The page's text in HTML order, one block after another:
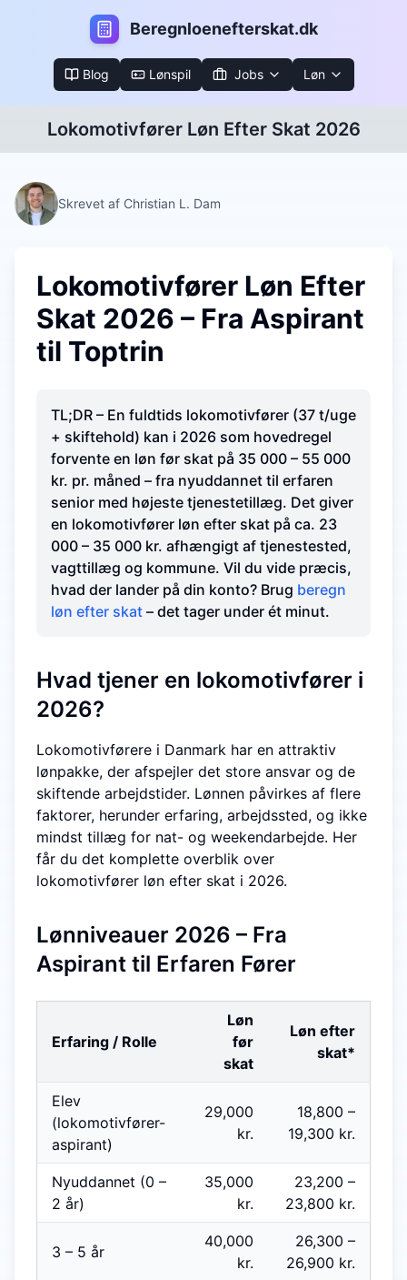
Beregnloenefterskat.dk
Blog Lønspil Jobs Løn
Lokomotivfører Løn Efter Skat 2026
Skrevet af Christian L. Dam
Lokomotivfører Løn Efter
Skat 2026 – Fra Aspirant
til Toptrin
TL;DR – En fuldtids lokomotivfører (37 t/uge
+ skiftehold) kan i 2026 som hovedregel
forvente en løn før skat på 35 000 – 55 000
kr. pr. måned – fra nyuddannet til erfaren
senior med højeste tjenestetillæg. Det giver
en lokomotivfører løn efter skat på ca. 23
000 – 35 000 kr. afhængigt af tjenestested,
vagttillæg og kommune. Vil du vide præcis,
hvad der lander på din konto? Brug beregn
løn efter skat – det tager under ét minut.
Hvad tjener en lokomotivfører i
2026?
Lokomotivførere i Danmark har en attraktiv
lønpakke, der afspejler det store ansvar og de
skiftende arbejdstider. Lønnen påvirkes af flere
faktorer, herunder erfaring, arbejdssted, og ikke
mindst tillæg for nat- og weekendarbejde. Her
får du det komplette overblik over
lokomotivfører løn efter skat i 2026.
Lønniveauer 2026 – Fra
Aspirant til Erfaren Fører
Erfaring / Rolle
Løn
før
skat
Løn efter
skat*
Elev
(lokomotivfører-
aspirant)
29,000
kr.
18,800 –
19,300 kr.
Nyuddannet (0 –
2 år)
35,000
kr.
23,200 –
23,800 kr.
3 – 5 år
40,000
kr.
26,300 –
26,900 kr.